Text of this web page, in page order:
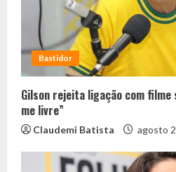
Bastidor
Gilson rejeita ligação com filme
me livre”
Claudemi Batista agosto